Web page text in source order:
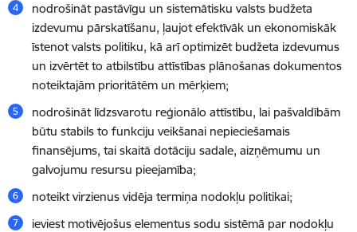
nodrošināt pastāvīgu un sistemātisku valsts budžeta
izdevumu pārskatīšanu, ļaujot efektīvāk un ekonomiskāk
īstenot valsts politiku, kā arī optimizēt budžeta izdevumus
un izvērtēt to atbilstību attīstības plānošanas dokumentos
noteiktajām prioritātēm un mērķiem;
nodrošināt līdzsvarotu reģionālo attīstību, lai pašvaldībām
būtu stabils to funkciju veikšanai nepieciešamais
finansējums, tai skaitā dotāciju sadale, aizņēmumu un
galvojumu resursu pieejamība;
noteikt virzienus vidēja termiņa nodokļu politikai;
ieviest motivējošus elementus sodu sistēmā par nodokļu